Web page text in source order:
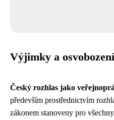
Výjimky a
Český rozhlas jako
především prostřednictvím
zákonem stanoveny pro